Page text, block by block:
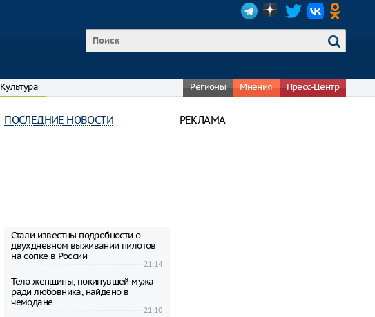
Культура Регионы Мнения Пресс-Центр
ПОСЛЕДНИЕ НОВОСТИ
Стали известны подробности о
двухдневном выживании пилотов
на сопке в России
21:14
Тело женщины, покинувшей мужа
ради любовника, найдено в
чемодане
21:10
РЕКЛАМА